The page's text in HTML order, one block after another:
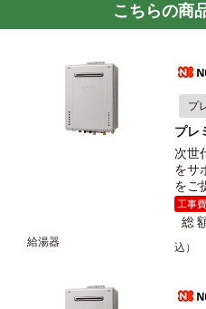
こちらの商
プ
プレ
次世
をサ
をご
総